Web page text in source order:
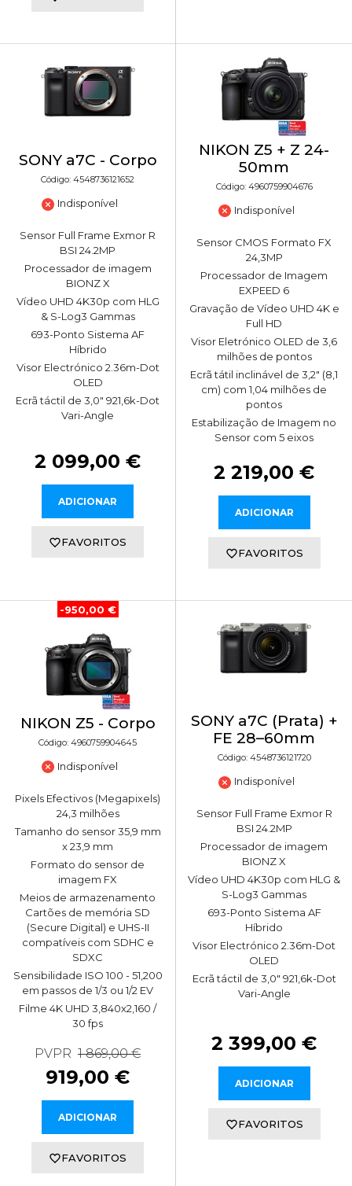
SONY a7C - Corpo
Código: 4548736121652
Indisponível
Sensor Full Frame Exmor R
BSI 24.2MP
Processador de imagem
BIONZ X
Vídeo UHD 4K30p com HLG
& S-Log3 Gammas
693-Ponto Sistema AF
Híbrido
Visor Electrónico 2.36m-Dot
OLED
Ecrã táctil de 3,0" 921,6k-Dot
Vari-Angle
2 099,00 €
ADICIONAR
FAVORITOS
NIKON Z5 + Z 24-
50mm
Código: 4960759904676
Indisponível
Sensor CMOS Formato FX
24,3MP
Processador de Imagem
EXPEED 6
Gravação de Vídeo UHD 4K e
Full HD
Visor Eletrónico OLED de 3,6
milhões de pontos
Ecrã tátil inclinável de 3,2" (8,1
cm) com 1,04 milhões de
pontos
Estabilização de Imagem no
Sensor com 5 eixos
2 219,00 €
ADICIONAR
FAVORITOS
-950,00 €
NIKON Z5 - Corpo
Código: 4960759904645
Indisponível
Pixels Efectivos (Megapixels)
24,3 milhões
Tamanho do sensor 35,9 mm
x 23,9 mm
Formato do sensor de
imagem FX
Meios de armazenamento
Cartões de memória SD
(Secure Digital) e UHS-II
compatíveis com SDHC e
SDXC
Sensibilidade ISO 100 - 51,200
em passos de 1/3 ou 1/2 EV
Filme 4K UHD 3,840x2,160 /
30 fps
PVPR 1 869,00 €
919,00 €
ADICIONAR
FAVORITOS
SONY a7C (Prata) +
FE 28–60mm
Código: 4548736121720
Indisponível
Sensor Full Frame Exmor R
BSI 24.2MP
Processador de imagem
BIONZ X
Vídeo UHD 4K30p com HLG &
S-Log3 Gammas
693-Ponto Sistema AF
Híbrido
Visor Electrónico 2.36m-Dot
OLED
Ecrã táctil de 3,0" 921,6k-Dot
Vari-Angle
2 399,00 €
ADICIONAR
FAVORITOS